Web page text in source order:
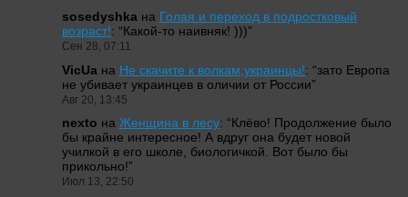
sosedyshka на Голая и переход в подростковый
возраст!: “Какой-то наивняк! )))”
Сен 28, 07:11
VicUa на Не скачите к волкам,украинцы!: “зато Европа
не убивает украинцев в оличии от России”
Авг 20, 13:45
nexto на Женщина в лесу: “Клёво! Продолжение было
бы крайне интересное! А вдруг она будет новой
училкой в его школе, биологичкой. Вот было бы
прикольно!”
Июл 13, 22:50